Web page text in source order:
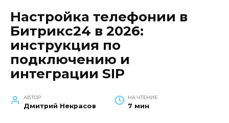
Настройка телефонии в
Битрикс24 в 2026:
инструкция по
подключению и
интеграции SIP
АВТОР
Дмитрий Некрасов
НА ЧТЕНИЕ
7 мин